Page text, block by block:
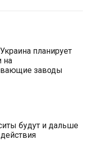
планирует
на
заводы
будут и дальше